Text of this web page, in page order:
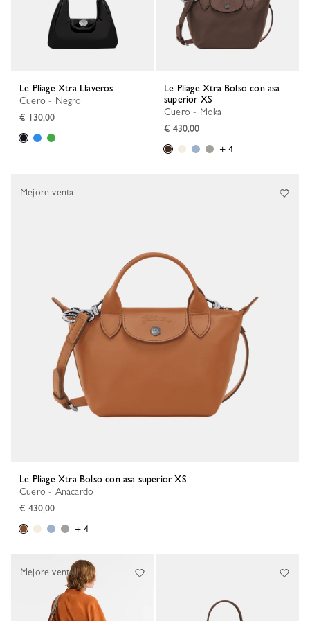
Le Pliage Xtra Llaveros
Cuero - Negro
€ 130,00
Le Pliage Xtra Bolso con asa
superior XS
Cuero - Moka
€ 430,00
+ 4
Le Pliage Xtra Bolso con asa superior XS
Cuero - Anacardo
€ 430,00
+ 4
Mejore venta
Mejore venta